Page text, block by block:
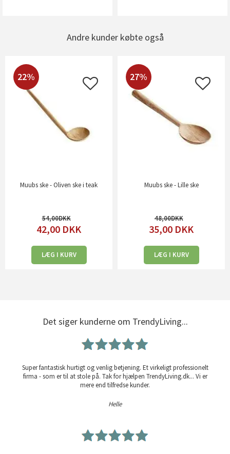
Andre kunder købte også
22%
Muubs ske - Oliven ske i teak
54,00
42,00 DKK
LÆG I KURV
27%
Muubs ske - Lille ske
48,00
35,00 DKK
LÆG I KURV
Det siger kunderne om TrendyLiving...
Super fantastisk hurtigt og venlig betjening. Et virkeligt professionelt
firma - som er til at stole på. Tak for hjælpen TrendyLiving.dk... Vi er
mere end tilfredse kunder.
Helle